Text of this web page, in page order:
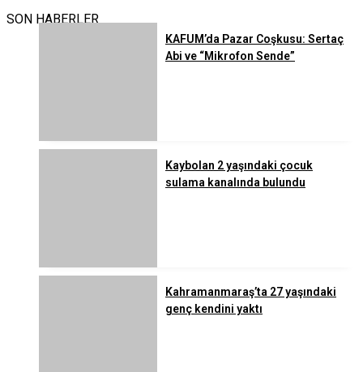
SON HABERLER
KAFUM’da Pazar Coşkusu: Sertaç
Abi ve “Mikrofon Sende”
Kaybolan 2 yaşındaki çocuk
sulama kanalında bulundu
Kahramanmaraş’ta 27 yaşındaki
genç kendini yaktı